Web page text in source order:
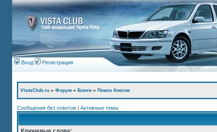
Вход Регистрация
VistaClub.ru » Форум » Блоги » Поиск блогов
Сообщения без ответов | Активные темы